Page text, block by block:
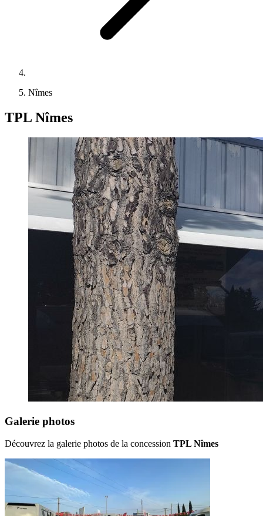
Nîmes
TPL Nîmes
Galerie photos
Découvrez la galerie photos de la concession TPL Nîmes